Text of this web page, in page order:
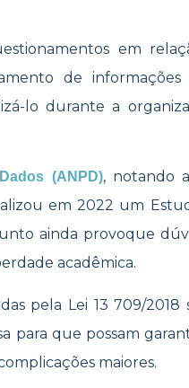
em
de informações
lo durante a
(ANPD), notando
em 2022 um
ainda provoque
acadêmica.
pela Lei 13 709/
para que possam
maiores.